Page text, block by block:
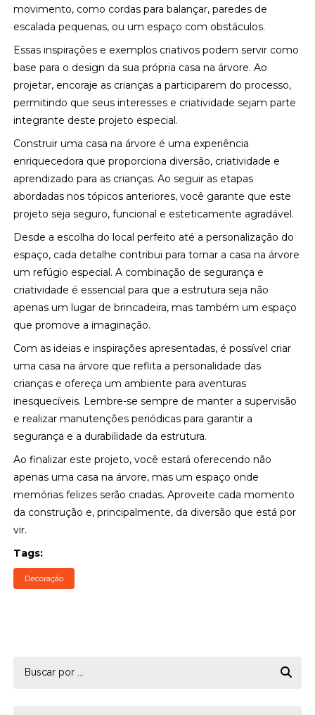
movimento, como cordas para balançar, paredes de
escalada pequenas, ou um espaço com obstáculos.
Essas inspirações e exemplos criativos podem servir como
base para o design da sua própria casa na árvore. Ao
projetar, encoraje as crianças a participarem do processo,
permitindo que seus interesses e criatividade sejam parte
integrante deste projeto especial.
Construir uma casa na árvore é uma experiência
enriquecedora que proporciona diversão, criatividade e
aprendizado para as crianças. Ao seguir as etapas
abordadas nos tópicos anteriores, você garante que este
projeto seja seguro, funcional e esteticamente agradável.
Desde a escolha do local perfeito até a personalização do
espaço, cada detalhe contribui para tornar a casa na árvore
um refúgio especial. A combinação de segurança e
criatividade é essencial para que a estrutura seja não
apenas um lugar de brincadeira, mas também um espaço
que promove a imaginação.
Com as ideias e inspirações apresentadas, é possível criar
uma casa na árvore que reflita a personalidade das
crianças e ofereça um ambiente para aventuras
inesquecíveis. Lembre-se sempre de manter a supervisão
e realizar manutenções periódicas para garantir a
segurança e a durabilidade da estrutura.
Ao finalizar este projeto, você estará oferecendo não
apenas uma casa na árvore, mas um espaço onde
memórias felizes serão criadas. Aproveite cada momento
da construção e, principalmente, da diversão que está por
vir.
Tags:
Decoração